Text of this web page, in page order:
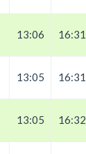
13:06 16:31
13:05 16:31
13:05 16:32